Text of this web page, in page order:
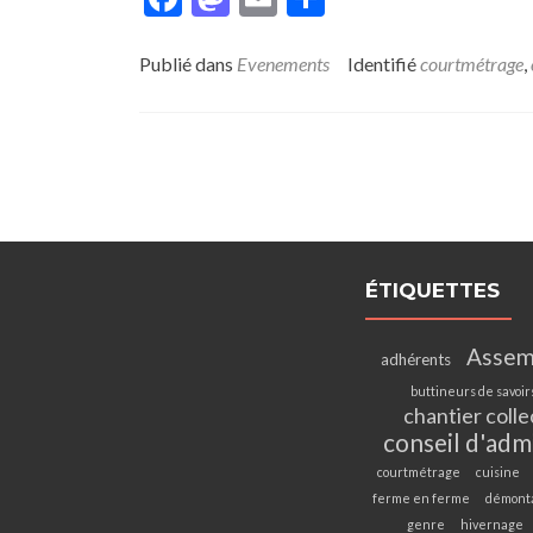
Publié dans Evenements Identifiécourtmétrage,
ÉTIQUETTES
adhérents
buttineurs de
chantier
conseil
courtmétrage cuisine
ferme en ferme
genre hivernage